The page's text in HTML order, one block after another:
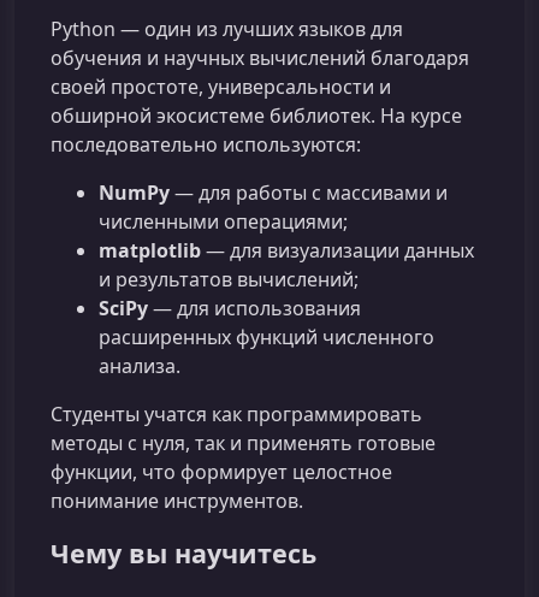
Python — один из лучших языков для
обучения и научных вычислений благодаря
своей простоте, универсальности и
обширной экосистеме библиотек. На курсе
последовательно используются:
NumPy— для работы с массивами и
численными операциями;
matplotlib— для визуализации данных
и результатов вычислений;
SciPy— для использования
расширенных функций численного
анализа.
Студенты учатся как программировать
методы с нуля, так и применять готовые
функции, что формирует целостное
понимание инструментов.
Чему вы научитесь